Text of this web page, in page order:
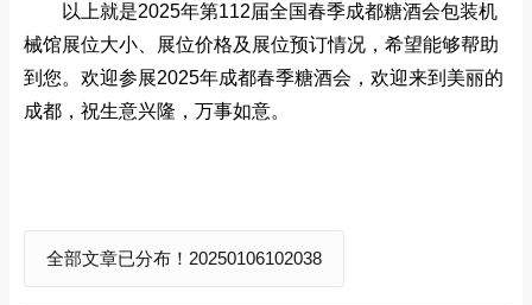
以上就是2025年第112届全国春季成都糖酒会包装机
械馆展位大小、展位价格及展位预订情况，希望能够帮助
到您。欢迎参展2025年成都春季糖酒会，欢迎来到美丽的
成都，祝生意兴隆，万事如意。
全部文章已分布！20250106102038